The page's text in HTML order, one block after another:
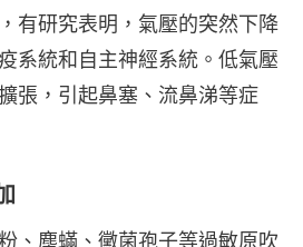
有研究表明，氣壓的突然下降
系統和自主神經系統。低氣壓
張，引起鼻塞、流鼻涕等症
、塵蟎、黴菌孢子等過敏原吹